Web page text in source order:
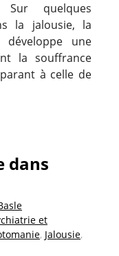
quelques
la jalousie, la
développe une
la souffrance
à celle de
dans
et
, Jalousie,